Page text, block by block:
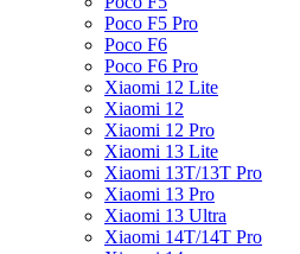
Poco F5 Pro
Poco F6
Poco F6 Pro
Xiaomi 12 Lite
Xiaomi 12
Xiaomi 12 Pro
Xiaomi 13 Lite
Xiaomi 13T/13T Pro
Xiaomi 13 Pro
Xiaomi 13 Ultra
Xiaomi 14T/14T Pro